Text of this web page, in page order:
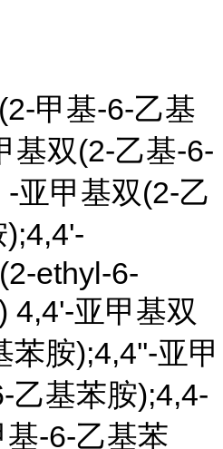
甲基-6-乙基
基双(2-乙基-6-
亚甲基双(2-乙
ethyl-6-
4,4'-亚甲基双
苯胺);4,4''-亚甲
乙基苯胺);4,4-
-6-乙基苯